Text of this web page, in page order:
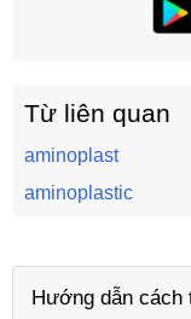
Từ liên quan
aminoplast
aminoplastic
Hướng dẫn cách